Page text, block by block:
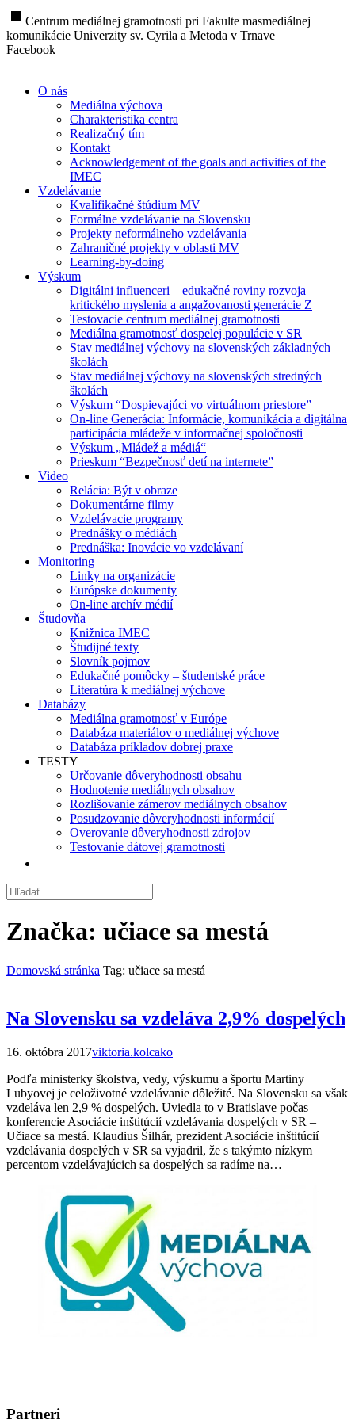
stop Centrum mediálnej gramotnosti pri Fakulte masmediálnej
komunikácie Univerzity sv. Cyrila a Metoda v Trnave
Facebook
O nás
Mediálna výchova
Charakteristika centra
Realizačný tím
Kontakt
Acknowledgement of the goals and activities of the
IMEC
Vzdelávanie
Kvalifikačné štúdium MV
Formálne vzdelávanie na Slovensku
Projekty neformálneho vzdelávania
Zahraničné projekty v oblasti MV
Learning-by-doing
Výskum
Digitálni influenceri – edukačné roviny rozvoja
kritického myslenia a angažovanosti generácie Z
Testovacie centrum mediálnej gramotnosti
Mediálna gramotnosť dospelej populácie v SR
Stav mediálnej výchovy na slovenských základných
školách
Stav mediálnej výchovy na slovenských stredných
školách
Výskum “Dospievajúci vo virtuálnom priestore”
On-line Generácia: Informácie, komunikácia a digitálna
participácia mládeže v informačnej spoločnosti
Výskum „Mládež a médiá“
Prieskum “Bezpečnosť detí na internete”
Video
Relácia: Být v obraze
Dokumentárne filmy
Vzdelávacie programy
Prednášky o médiách
Prednáška: Inovácie vo vzdelávaní
Monitoring
Linky na organizácie
Európske dokumenty
On-line archív médií
Študovňa
Knižnica IMEC
Študijné texty
Slovník pojmov
Edukačné pomôcky – študentské práce
Literatúra k mediálnej výchove
Databázy
Mediálna gramotnosť v Európe
Databáza materiálov o mediálnej výchove
Databáza príkladov dobrej praxe
TESTY
Určovanie dôveryhodnosti obsahu
Hodnotenie mediálnych obsahov
Rozlišovanie zámerov mediálnych obsahov
Posudzovanie dôveryhodnosti informácií
Overovanie dôveryhodnosti zdrojov
Testovanie dátovej gramotnosti
Značka: učiace sa mestá
Domovská stránka Tag: učiace sa mestá
Na Slovensku sa vzdeláva 2,9% dospelých
16. októbra 2017viktoria.kolcako
Podľa ministerky školstva, vedy, výskumu a športu Martiny
Lubyovej je celoživotné vzdelávanie dôležité. Na Slovensku sa však
vzdeláva len 2,9 % dospelých. Uviedla to v Bratislave počas
konferencie Asociácie inštitúcií vzdelávania dospelých v SR –
Učiace sa mestá. Klaudius Šilhár, prezident Asociácie inštitúcií
vzdelávania dospelých v SR sa vyjadril, že s takýmto nízkym
percentom vzdelávajúcich sa dospelých sa radíme na…
Partneri